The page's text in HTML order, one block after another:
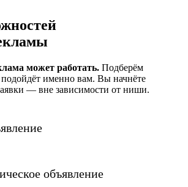
может работать. Подберём
подойдёт именно вам. Вы начнёте
— вне зависимости от ниши.
объявление